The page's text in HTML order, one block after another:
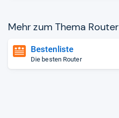
Mehr zum Thema Rou­ter
Bestenliste
Die besten Router